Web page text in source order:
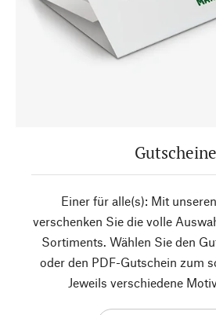
Gutscheine
Einer für alle(s): Mit
verschenken Sie die volle
Sortiments. Wählen Sie den
oder den PDF-Gutschein zum
Jeweils verschiedene